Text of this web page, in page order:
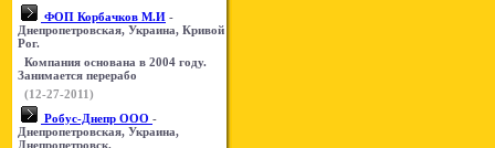
ФОП Корбачков М.И -
Днепропетровская, Украина, Кривой
Рог.
Компания основана в 2004 году.
Занимается перерабо
(12-27-2011)
Робус-Днепр ООО -
Днепропетровская, Украина,
Днепропетровск.